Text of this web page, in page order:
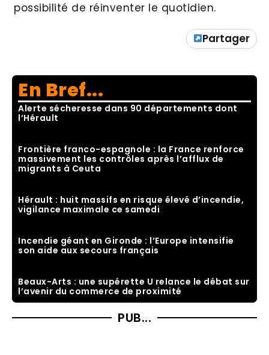
possibilité de réinventer le quotidien.
Partager
En Bref...
Alerte sécheresse dans 90 départements dont
l’Hérault
Frontière franco-espagnole : la France renforce
massivement les contrôles après l’afflux de
migrants à Ceuta
Hérault : huit massifs en risque élevé d’incendie,
vigilance maximale ce samedi
Incendie géant en Gironde : l’Europe intensifie
son aide aux secours français
Beaux-Arts : une supérette U relance le débat sur
l’avenir du commerce de proximité
PUB...